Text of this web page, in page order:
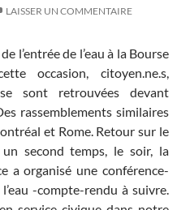
LAISSER UN COMMENTAIRE
l’entrée de l’eau à la Bourse
occasion, citoyen.ne.s,
sont retrouvées devant
rassemblements similaires
et Rome. Retour sur le
second temps, le soir, la
a organisé une conférence-
-compte-rendu à suivre.